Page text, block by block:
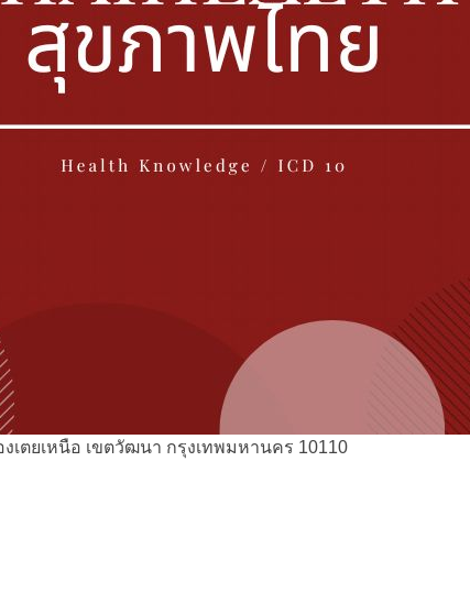
เตยเหนือ เขตวัฒนา กรุงเทพมหานคร 10110